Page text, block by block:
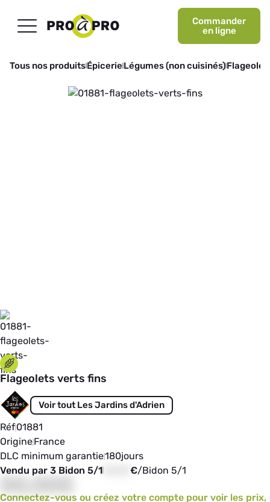
Commander
en ligne
Tous nos produitsÉpicerie Légumes (non cuisinés)
Flageolets verts fins
Voir tout Les Jardins d'Adrien
Réf01881
OrigineFrance
DLC minimum garantie180jours
Vendu par 3 Bidon 5/1
€/Bidon 5/1
Connectez-vous ou créez votre compte pour voir les prix,